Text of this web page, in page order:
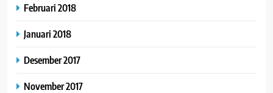
Februari 2018
Januari 2018
Desember 2017
November 2017